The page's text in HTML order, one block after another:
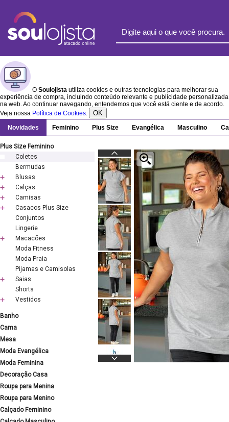
O Soulojista utiliza cookies e outras tecnologias para melhorar sua
experiência de compra, incluindo conteúdo relevante e publicidade personalizada
na web. Ao continuar navegando, entendemos que você está ciente e de acordo.
Veja nossa Política de Cookies. OK
Novidades Feminino Plus Size Evangélica Masculino
Plus Size Feminino
Coletes
Bermudas
Blusas
Calças
Camisas
Casacos Plus Size
Conjuntos
Lingerie
Macacões
Moda Fitness
Moda Praia
Pijamas e Camisolas
Saias
Shorts
Vestidos
Banho
Cama
Mesa
Moda Evangélica
Moda Feminina
Decoração Casa
Roupa para Menina
Roupa para Menino
Calçado Feminino